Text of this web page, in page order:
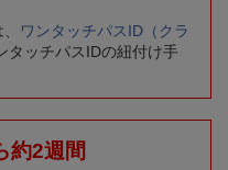
ワンタッチパスID（クラ
タッチパスIDの紐付け手
約2週間